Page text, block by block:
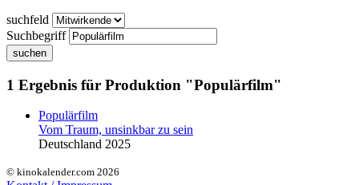
suchfeld
Suchbegriff
suchen
1 Ergebnis für Produktion "Populärfilm"
Populärfilm
Vom Traum, unsinkbar zu sein
Deutschland 2025
© kinokalender.com 2026